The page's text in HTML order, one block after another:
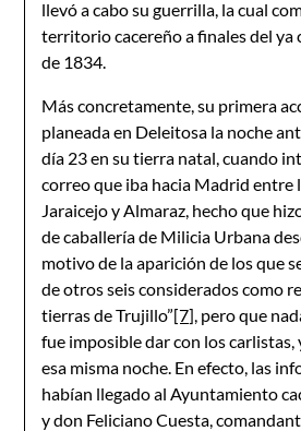
llevó a cabo su guerrilla, la cual
territorio cacereño a finales del ya
de 1834.
Más concretamente, su primera
planeada en Deleitosa la noche
día 23 en su tierra natal, cuando
correo que iba hacia Madrid entre
Jaraicejo y Almaraz, hecho que
de caballería de Milicia Urbana
motivo de la aparición de los que
de otros seis considerados como
tierras de Trujillo”[7], pero que
fue imposible dar con los carlistas,
esa misma noche. En efecto, las
habían llegado al Ayuntamiento
y don Feliciano Cuesta,